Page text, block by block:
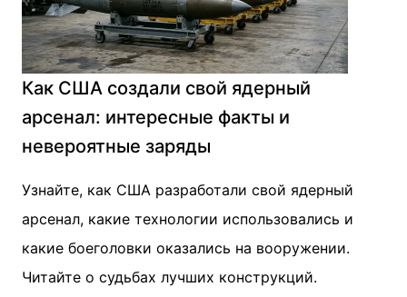
Как США создали свой ядерный
арсенал: интересные факты и
невероятные заряды
Узнайте, как США разработали свой ядерный
арсенал, какие технологии использовались и
какие боеголовки оказались на вооружении.
Читайте о судьбах лучших конструкций.